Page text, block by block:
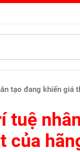
tạo đang khiến giá
tuệ
của